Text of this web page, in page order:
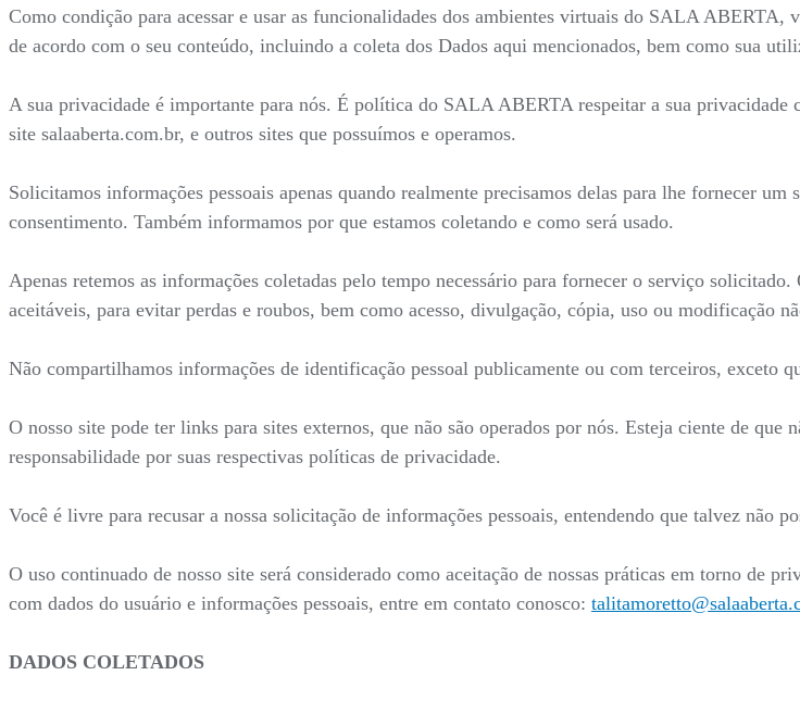
Como condição para acessar e usar as funcionalidades dos ambientes virtuais do SALA
de acordo com o seu conteúdo, incluindo a coleta dos Dados aqui mencionados, bem como sua
A sua privacidade é importante para nós. É política do SALA ABERTA respeitar a sua privacidade
site salaaberta.com.br, e outros sites que possuímos e operamos.
Solicitamos informações pessoais apenas quando realmente precisamos delas para lhe fornecer
consentimento. Também informamos por que estamos coletando e como será usado.
Apenas retemos as informações coletadas pelo tempo necessário para fornecer o serviço
aceitáveis, para evitar perdas e roubos, bem como acesso, divulgação, cópia, uso ou modificação
Não compartilhamos informações de identificação pessoal publicamente ou com terceiros, exceto
O nosso site pode ter links para sites externos, que não são operados por nós. Esteja ciente de que
responsabilidade por suas respectivas políticas de privacidade.
Você é livre para recusar a nossa solicitação de informações pessoais, entendendo que talvez não
O uso continuado de nosso site será considerado como aceitação de nossas práticas em torno de
com dados do usuário e informações pessoais, entre em contato conosco:
DADOS COLETADOS